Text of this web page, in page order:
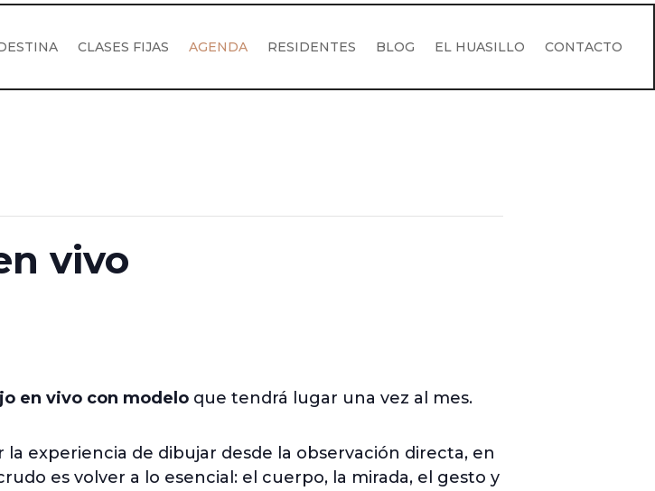
CLASES FIJAS AGENDA RESIDENTES BLOG EL HUASILLO CONTACTO
vivo
en vivo con modelo que tendrá lugar una vez al mes.
experiencia de dibujar desde la observación directa, en
es volver a lo esencial: el cuerpo, la mirada, el gesto y